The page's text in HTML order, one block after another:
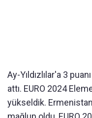
Ay-Yıldızlılar'a 3
attı. EURO 2024
yükseldik.